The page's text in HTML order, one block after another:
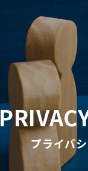
プライバ